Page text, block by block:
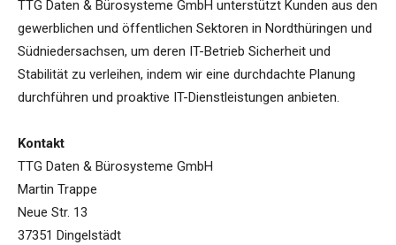
TTG Daten & Bürosysteme GmbH unterstützt Kunden aus den
gewerblichen und öffentlichen Sektoren in Nordthüringen und
Südniedersachsen, um deren IT-Betrieb Sicherheit und
Stabilität zu verleihen, indem wir eine durchdachte Planung
durchführen und proaktive IT-Dienstleistungen anbieten.
Kontakt
TTG Daten & Bürosysteme GmbH
Martin Trappe
Neue Str. 13
37351 Dingelstädt